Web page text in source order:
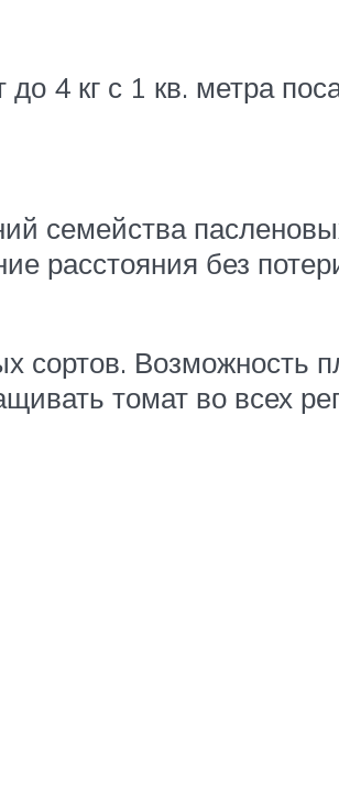
4 кг с 1 кв. метра
семейства
расстояния без
Возможность
томат во всех